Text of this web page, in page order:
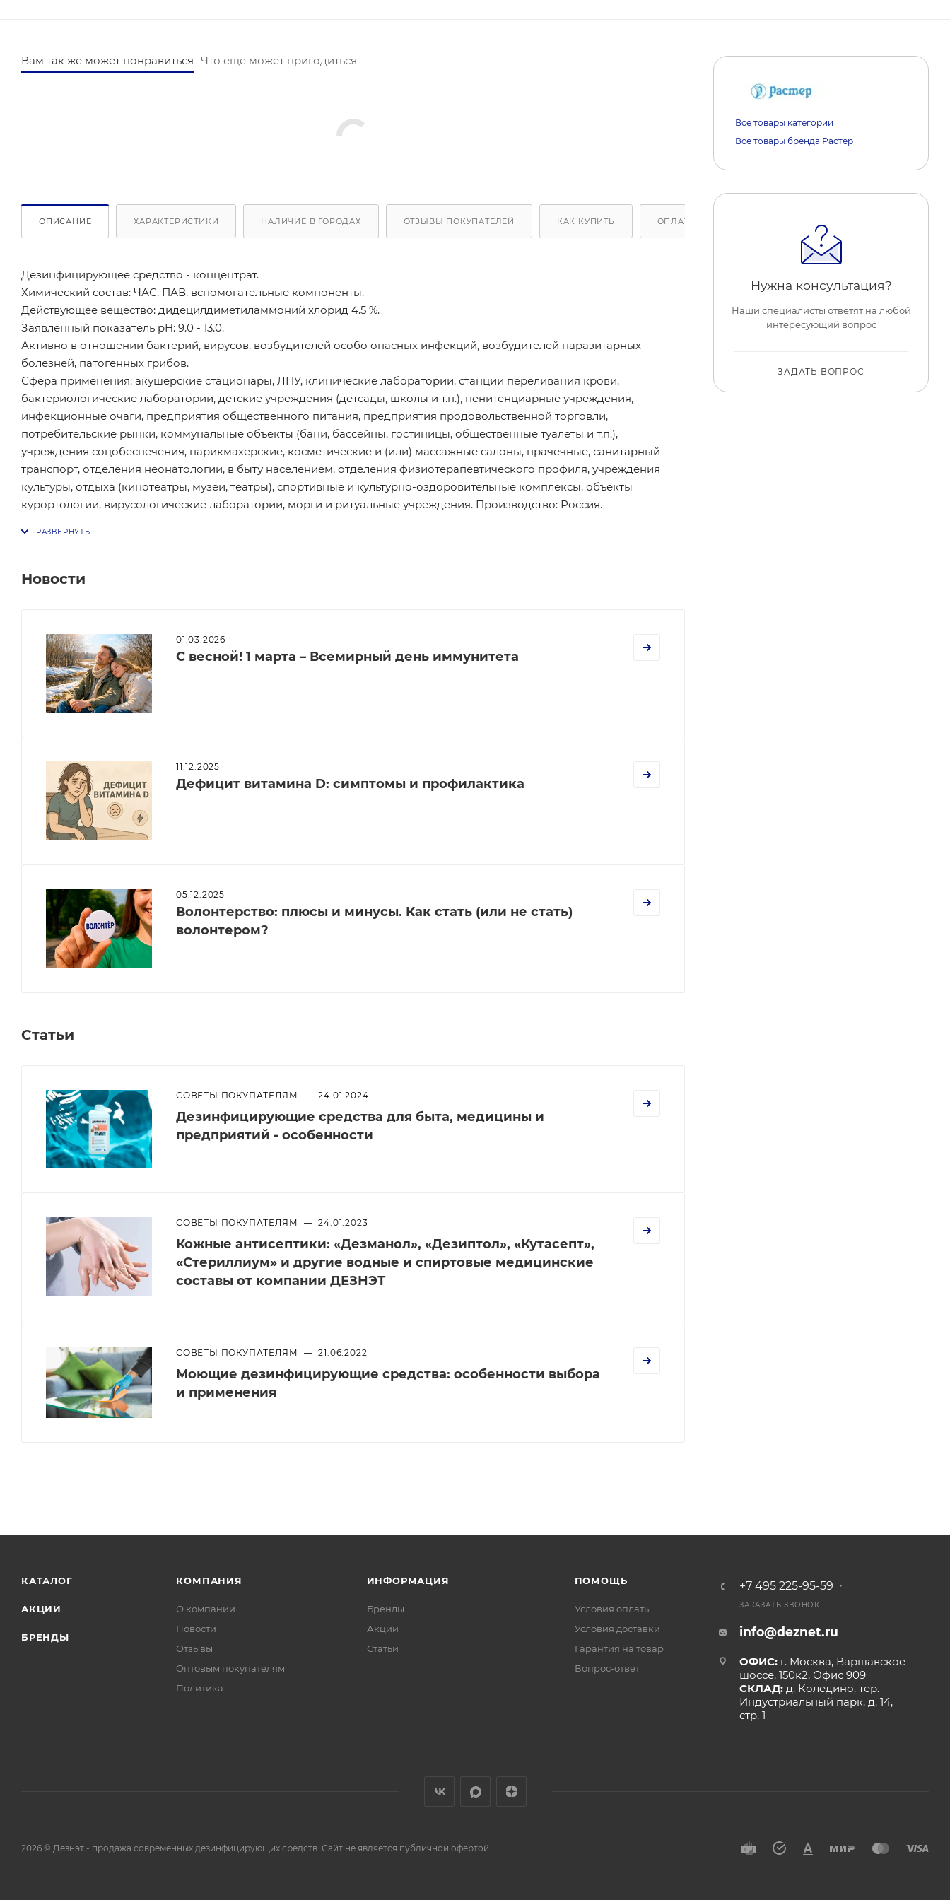
Вам так же может понравиться Что еще может пригодиться
ОПИСАНИЕ ХАРАКТЕРИСТИКИ НАЛИЧИЕ В ГОРОДАХ ОТЗЫВЫ ПОКУПАТЕЛЕЙ КАК КУПИТЬ ОПЛАТА
Дезинфицирующее средство - концентрат.
Химический состав: ЧАС, ПАВ, вспомогательные компоненты.
Действующее вещество: дидецилдиметиламмоний хлорид 4.5 %.
Заявленный показатель pH: 9.0 - 13.0.
Активно в отношении бактерий, вирусов, возбудителей особо опасных инфекций, возбудителей паразитарных
болезней, патогенных грибов.
Сфера применения: акушерские стационары, ЛПУ, клинические лаборатории, станции переливания крови,
бактериологические лаборатории, детские учреждения (детсады, школы и т.п.), пенитенциарные учреждения,
инфекционные очаги, предприятия общественного питания, предприятия продовольственной торговли,
потребительские рынки, коммунальные объекты (бани, бассейны, гостиницы, общественные туалеты и т.п.),
учреждения соцобеспечения, парикмахерские, косметические и (или) массажные салоны, прачечные, санитарный
транспорт, отделения неонатологии, в быту населением, отделения физиотерапевтического профиля, учреждения
культуры, отдыха (кинотеатры, музеи, театры), спортивные и культурно-оздоровительные комплексы, объекты
курортологии, вирусологические лаборатории, морги и ритуальные учреждения. Производство: Россия.
Новости
01.03.2026
С весной! 1 марта – Всемирный день иммунитета
11.12.2025
Дефицит витамина D: симптомы и профилактика
05.12.2025
Волонтерство: плюсы и минусы. Как стать (или не стать)
волонтером?
Статьи
СОВЕТЫ ПОКУПАТЕЛЯМ — 24.01.2024
Дезинфицирующие средства для быта, медицины и
предприятий - особенности
СОВЕТЫ ПОКУПАТЕЛЯМ — 24.01.2023
Кожные антисептики: «Дезманол», «Дезиптол», «Кутасепт»,
«Стериллиум» и другие водные и спиртовые медицинские
составы от компании ДЕЗНЭТ
СОВЕТЫ ПОКУПАТЕЛЯМ — 21.06.2022
Моющие дезинфицирующие средства: особенности выбора
и применения
Все товары категории
Все товары бренда Растер
Нужна консультация?
Наши специалисты ответят на любой
интересующий вопрос
ЗАДАТЬ ВОПРОС
КАТАЛОГ
АКЦИИ
БРЕНДЫ
КОМПАНИЯ
О компании
Новости
Отзывы
Оптовым покупателям
Политика
ИНФОРМАЦИЯ
Бренды
Акции
Статьи
ПОМОЩЬ
Условия оплаты
Условия доставки
Гарантия на товар
Вопрос-ответ
+7 495 225-95-59
ЗАКАЗАТЬ ЗВОНОК
info@deznet.ru
ОФИС: г. Москва, Варшавское
шоссе, 150к2, Офис 909
СКЛАД: д. Коледино, тер.
Индустриальный парк, д. 14,
стр. 1
2026 © Дезнэт - продажа современных дезинфицирующих средств. Сайт не является публичной офертой.